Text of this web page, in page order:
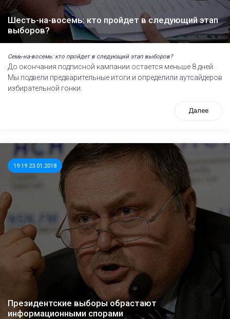
Шесть-на-восемь: кто пройдет в следующий этап
выборов?
Семь-на-восемь: кто пройдет в следующий этап выборов?
До окончания подписной кампании остается меньше 8 дней.
Мы подвели предварительные итоги и определили аутсайдеров
избирательной гонки.
Далее
19:19 23.01.2018
Президентские выборы обрастают
информационными спорами